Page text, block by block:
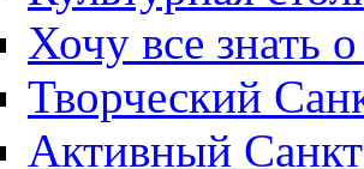
Хочу все знать
Творческий
Активный